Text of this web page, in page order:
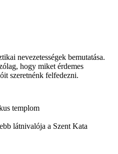
nevezetességek bemutatása.
hogy miket érdemes
szeretnénk felfedezni.
templom
látnivalója a Szent Kata